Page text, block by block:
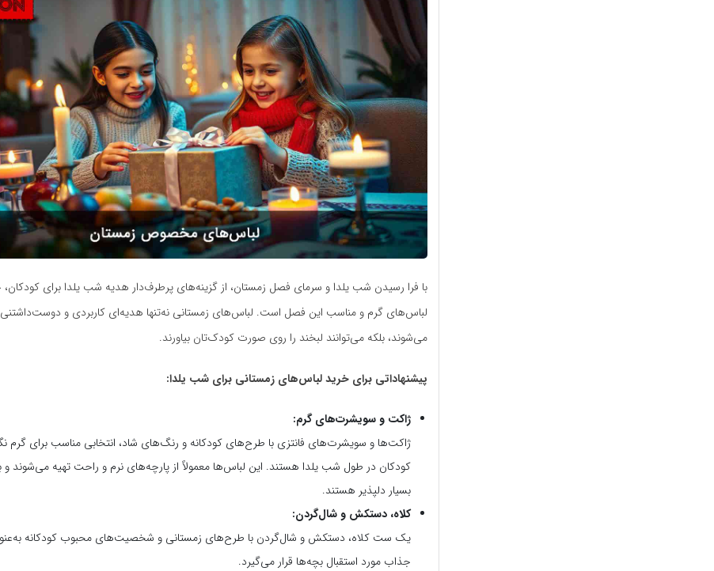
با فرا رسیدن شب یلدا و سرمای فصل زمستان، از گزینه‌های پرطرف‌دار هدیه شب یلدا برای کودکان،
لباس‌های گرم و مناسب این فصل است. لباس‌های زمستانی نه‌تنها هدیه‌ای کاربردی و
می‌شوند، بلکه می‌توانند لبخند را روی صورت کودک‌تان بیاورند.
پیشنهاداتی برای خرید لباس‌های زمستانی برای شب یلدا:
ژاکت و سویشرت‌های گرم:
ژاکت‌ها و سویشرت‌های فانتزی با طرح‌های کودکانه و رنگ‌های شاد، انتخابی مناسب برای گرم
کودکان در طول شب یلدا هستند. این لباس‌ها معمولاً از پارچه‌های نرم و راحت تهیه می‌شوند و
بسیار دلپذیر هستند.
کلاه، دستکش و شال‌گردن:
یک ست کلاه، دستکش و شال‌گردن با طرح‌های زمستانی و شخصیت‌های محبوب کودکانه
جذاب مورد استقبال بچه‌ها قرار می‌گیرد.